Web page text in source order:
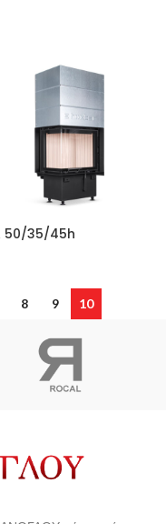
50/35/45h
8 9 10